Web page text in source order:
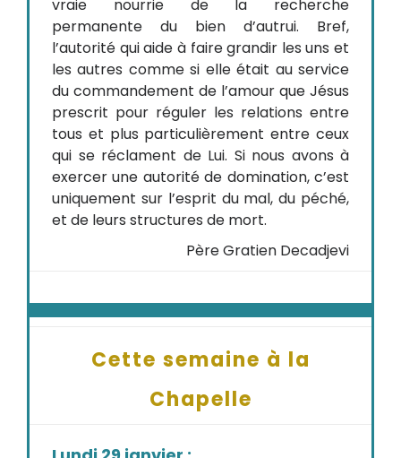
vraie nourrie de la recherche
permanente du bien d’autrui. Bref,
l’autorité qui aide à faire grandir les uns et
les autres comme si elle était au service
du commandement de l’amour que Jésus
prescrit pour réguler les relations entre
tous et plus particulièrement entre ceux
qui se réclament de Lui. Si nous avons à
exercer une autorité de domination, c’est
uniquement sur l’esprit du mal, du péché,
et de leurs structures de mort.
Père Gratien Decadjevi
Cette semaine à la
Chapelle